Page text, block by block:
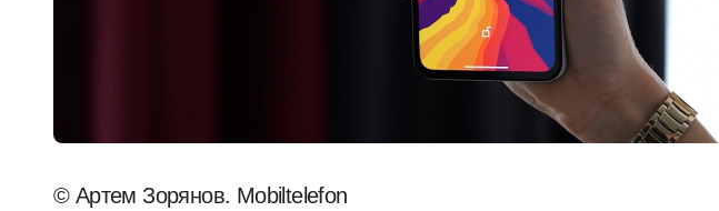
© Артем Зорянов. Mobiltelefon